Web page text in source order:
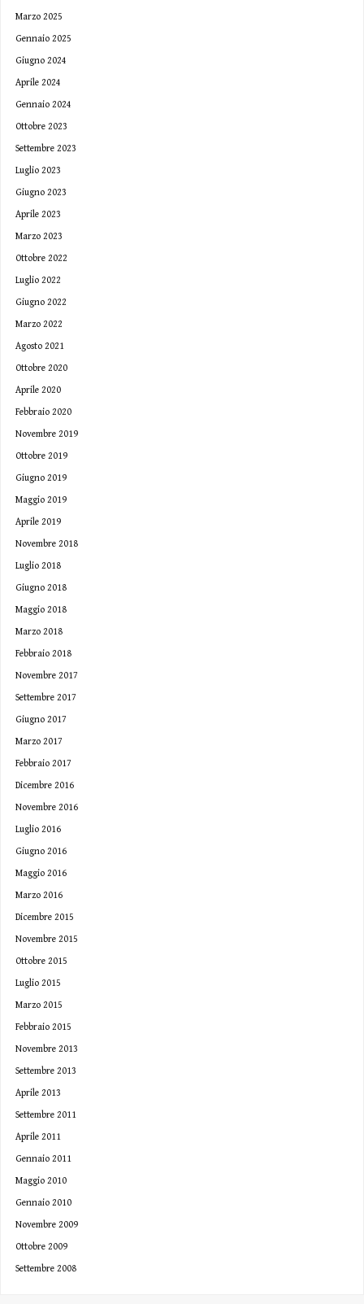
Marzo 2025
Gennaio 2025
Giugno 2024
Aprile 2024
Gennaio 2024
Ottobre 2023
Settembre 2023
Luglio 2023
Giugno 2023
Aprile 2023
Marzo 2023
Ottobre 2022
Luglio 2022
Giugno 2022
Marzo 2022
Agosto 2021
Ottobre 2020
Aprile 2020
Febbraio 2020
Novembre 2019
Ottobre 2019
Giugno 2019
Maggio 2019
Aprile 2019
Novembre 2018
Luglio 2018
Giugno 2018
Maggio 2018
Marzo 2018
Febbraio 2018
Novembre 2017
Settembre 2017
Giugno 2017
Marzo 2017
Febbraio 2017
Dicembre 2016
Novembre 2016
Luglio 2016
Giugno 2016
Maggio 2016
Marzo 2016
Dicembre 2015
Novembre 2015
Ottobre 2015
Luglio 2015
Marzo 2015
Febbraio 2015
Novembre 2013
Settembre 2013
Aprile 2013
Settembre 2011
Aprile 2011
Gennaio 2011
Maggio 2010
Gennaio 2010
Novembre 2009
Ottobre 2009
Settembre 2008